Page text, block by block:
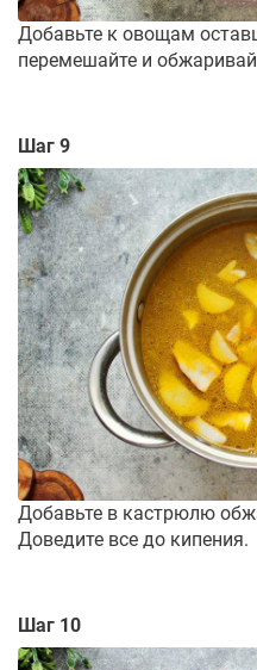
Добавьте к овощам
перемешайте и
Шаг 9
Добавьте в кастрюлю
Доведите все до кипения.
Шаг 10